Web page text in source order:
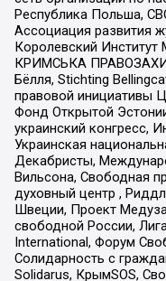
Республика Польша,
Ассоциация развития
Королевский
КРИМСЬКА
Бёлля, Stichting
правовой инициативы
Фонд Открытой
украинский конгресс,
Украинская
Декабристы,
Вильсона, Свободная
духовный центр ,
Швеции, Проект
свободной России,
International, Форум
Солидарность с
Solidarus, КрымSOS,